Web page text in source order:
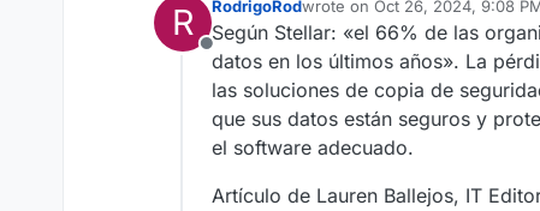
R
Offline
RodrigoRodwrote on Oct 26, 2024, 9:08
last edited by
Según Stellar: «el 66% de las
datos en los últimos años». La
las soluciones de copia de
que sus datos están seguros y
el software adecuado.
Artículo de Lauren Ballejos, IT